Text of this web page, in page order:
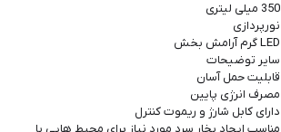
350 میلی لیتری
نورپردازی
LED گرم آرامش‌ بخش
سایر توضیحات
قابلیت حمل آسان
مصرف انرژی پایین
دارای کابل شارژ و ریموت کنترل
مناسب ایجاد بخار سرد مورد نیاز برای محیط‌ هایی با